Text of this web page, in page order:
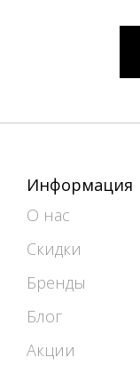
Информация
О нас
Скидки
Бренды
Блог
Акции